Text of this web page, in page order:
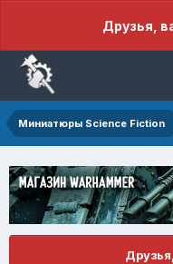
Друзья,
Миниатюры Science Fiction